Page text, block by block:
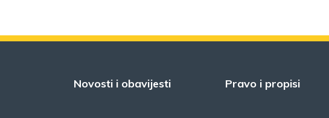
Novosti i obavijesti Pravo i propisi